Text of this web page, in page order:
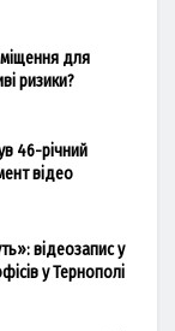
для
ризики?
46-річний
відео
відеозапис у
у Тернополі